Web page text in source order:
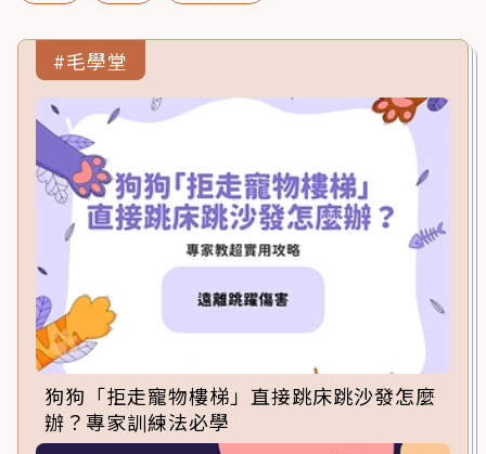
#毛學堂
狗狗「拒走寵物樓梯」直接跳床跳沙發怎麼
辦？專家訓練法必學